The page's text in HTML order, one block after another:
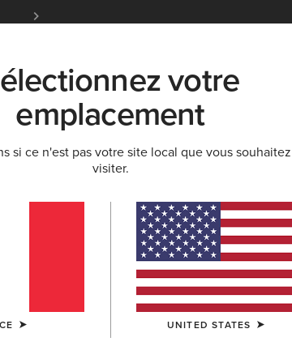
Livraison gratuite à partir de 100 € d'achats
Initiés Ariat.Inscrivez-vous
& SÉLECTIONS ARIAT LIFE
BLOG ATHLÈTES ÉVÉNEMENTS
votre
emplacement
si ce n'est pas votre site local que vous souhaitez
visiter.
UNITED STATES